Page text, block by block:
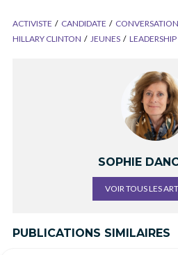
ACTIVISTE CANDIDATE CONVERSATION
HILLARY CLINTON
JEUNES LEADERSHIP
SOPHIE
VOIR TOUS LES
PUBLICATIONS SIMILAIRES